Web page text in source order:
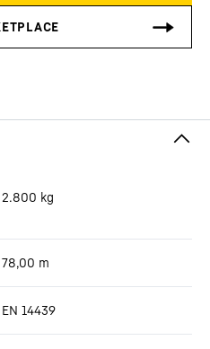
2.800 kg
78,00 m
EN 14439